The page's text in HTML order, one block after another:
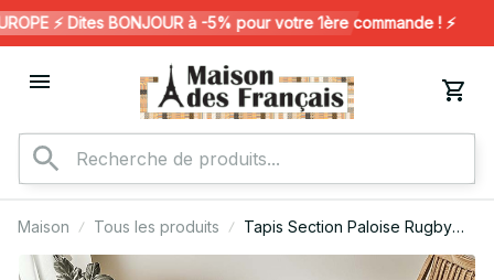
⚡️ Dites BONJOUR à -5% pour votre 1ère commande ! ⚡️
Maison Tous les produits
Tapis Section Paloise Rugby
Club 16